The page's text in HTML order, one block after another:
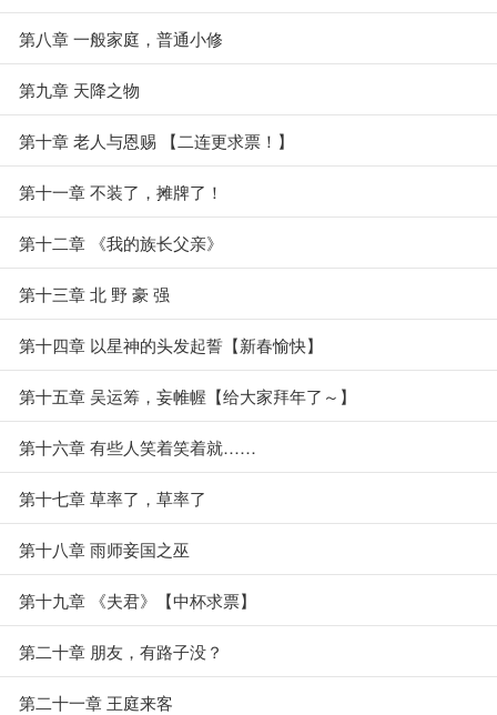
第八章 一般家庭，普通小修
第九章 天降之物
第十章 老人与恩赐 【二连更求票！】
第十一章 不装了，摊牌了！
第十二章 《我的族长父亲》
第十三章 北 野 豪 强
第十四章 以星神的头发起誓【新春愉快】
第十五章 吴运筹，妄帷幄【给大家拜年了～】
第十六章 有些人笑着笑着就……
第十七章 草率了，草率了
第十八章 雨师妾国之巫
第十九章 《夫君》【中杯求票】
第二十章 朋友，有路子没？
第二十一章 王庭来客